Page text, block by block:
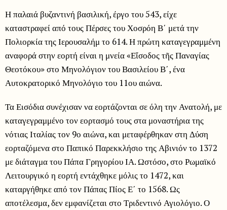
Η παλαιά βυζαντινή βασιλική, έργο του 543, είχε
καταστραφεί από τους Πέρσες του Χοσρόη Β΄ μετά την
Πολιορκία της Ιερουσαλήμ το 614. Η πρώτη καταγεγραμμένη
αναφορά στην εορτή είναι η μνεία «Εἴσοδος τῆς Παναγίας
Θεοτόκου» στο Μηνολόγιον του Βασιλείου Β΄, ένα
Αυτοκρατορικό Μηνολόγιο του 11ου αιώνα.
Τα Εισόδια συνέχισαν να εορτάζονται σε όλη την Ανατολή, με
καταγεγραμμένο τον εορτασμό τους στα μοναστήρια της
νότιας Ιταλίας τον 9ο αιώνα, και μεταφέρθηκαν στη Δύση
εορταζόμενα στο Παπικό Παρεκκλήσιο της Αβινιόν το 1372
με διάταγμα του Πάπα Γρηγορίου ΙΑ. Ωστόσο, στο Ρωμαϊκό
Λειτουργικό η εορτή εντάχθηκε μόλις το 1472, και
καταργήθηκε από τον Πάπας Πίος Ε΄ το 1568. Ως
αποτέλεσμα, δεν εμφανίζεται στο Τριδεντινό Αγιολόγιο. Ο